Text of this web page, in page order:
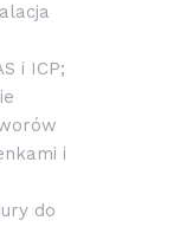
i ICP;
i
do